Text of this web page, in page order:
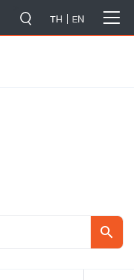
TH EN
search